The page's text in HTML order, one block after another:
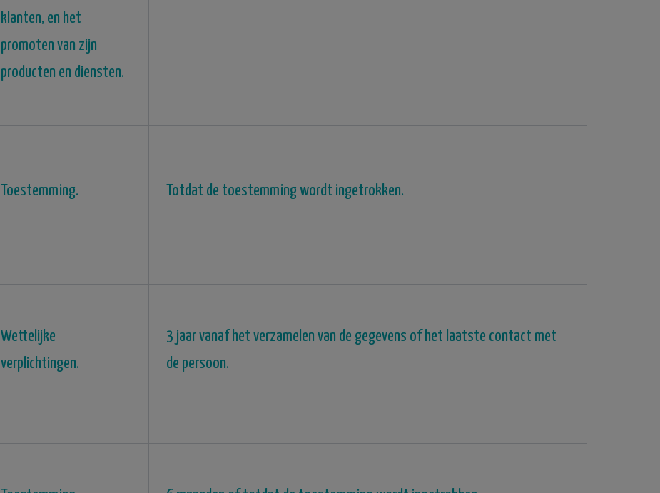
klanten, en het
promoten van zijn
producten en diensten.
Toestemming. Totdat de toestemming wordt ingetrokken.
Wettelijke
verplichtingen.
3 jaar vanaf het verzamelen van de gegevens of het laatste contact met
de persoon.